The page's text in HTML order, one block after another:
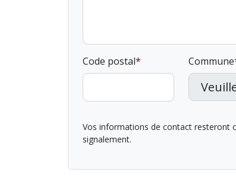
Code postal Commune
Vos informations de contact resteront
signalement.